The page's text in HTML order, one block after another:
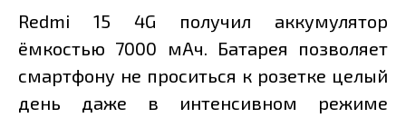
Redmi 15 4G получил аккумулятор
ёмкостью 7000 мАч. Батарея позволяет
смартфону не проситься к розетке целый
день даже в интенсивном режиме